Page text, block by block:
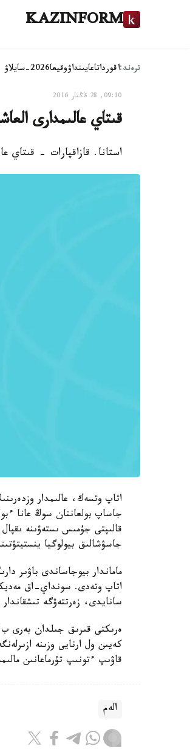
KAZINFORM
ترەند:اقورداتاعايىنداۋوقيعا2026-سايلاۋ
09:10, 28 قاڭتار 2016
قىتاي عالىمدارى
استانا. قازاقپارات -
اتاپ وتسەك، عالىمدار
جاساپ بولعاننان سوڭ عانا
قالىپتى جۇمىس ىستەۋىنە
جاسۋشالىق بيولوگيا
ماماندار بيوجاساندى باۋىر
اتاپ وتەدى. سونداي-اق
سانايدى، زەرتتەۋگە
ەرىكتى قىرىق جىلدان بەرى ب
كەيىن ول ارنايى وزىنە
قاۋىپ ءتونىپ تۇرماعانىن
الەم